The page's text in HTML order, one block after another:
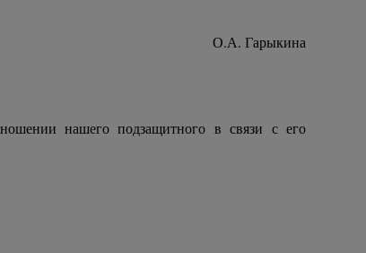
О.А. Гарыкина
нашего подзащитного в связи с его